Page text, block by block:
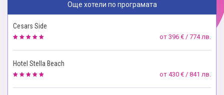
Още хотели по програмата
Cesars Side
от 396 € / 774 лв.
Hotel Stella Beach
от 430 € / 841 лв.